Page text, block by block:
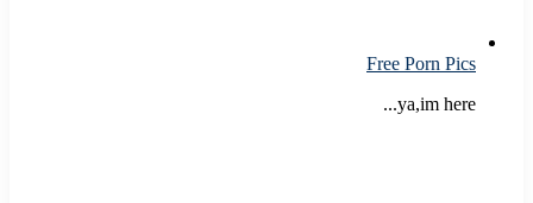
Free Porn Pics
ya,im here...